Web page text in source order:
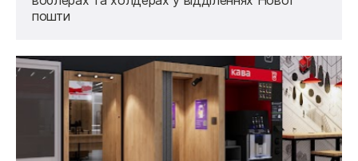
пошти